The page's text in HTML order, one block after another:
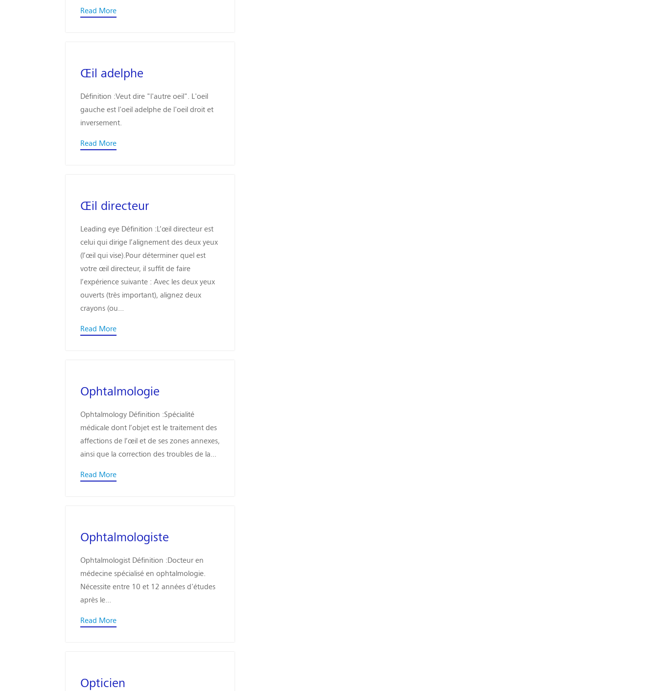
Read More
Œil adelphe
Définition :Veut dire "l'autre oeil". L'oeil
gauche est l'oeil adelphe de l'oeil droit et
inversement.
Read More
Œil directeur
Leading eye Définition :L’œil directeur est
celui qui dirige l’alignement des deux yeux
(l’œil qui vise).Pour déterminer quel est
votre œil directeur, il suffit de faire
l’expérience suivante : Avec les deux yeux
ouverts (très important), alignez deux
crayons (ou...
Read More
Ophtalmologie
Ophtalmology Définition :Spécialité
médicale dont l’objet est le traitement des
affections de l’œil et de ses zones annexes,
ainsi que la correction des troubles de la...
Read More
Ophtalmologiste
Ophtalmologist Définition :Docteur en
médecine spécialisé en ophtalmologie.
Nécessite entre 10 et 12 années d'études
après le...
Read More
Opticien